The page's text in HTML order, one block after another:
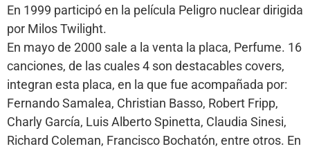
En 1999 participó en la película Peligro nuclear dirigida
por Milos Twilight.
En mayo de 2000 sale a la venta la placa, Perfume. 16
canciones, de las cuales 4 son destacables covers,
integran esta placa, en la que fue acompañada por:
Fernando Samalea, Christian Basso, Robert Fripp,
Charly García, Luis Alberto Spinetta, Claudia Sinesi,
Richard Coleman, Francisco Bochatón, entre otros. En